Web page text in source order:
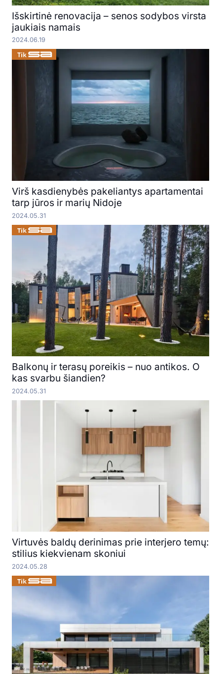
Išskirtinė renovacija – senos sodybos virsta
jaukiais namais
2024.06.19
Virš kasdienybės pakeliantys apartamentai
tarp jūros ir marių Nidoje
2024.05.31
Balkonų ir terasų poreikis – nuo antikos. O
kas svarbu šiandien?
2024.05.31
Virtuvės baldų derinimas prie interjero temų:
stilius kiekvienam skoniui
2024.05.28